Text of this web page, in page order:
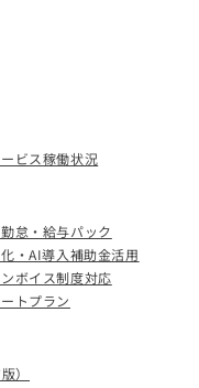
ビス稼働状況
勤怠・給与パック
・AI導入補助金活用
ボイス制度対応
トプラン
）